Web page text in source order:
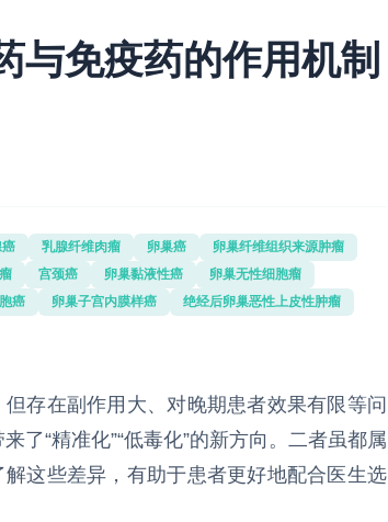
与免疫药的作用机制
乳腺纤维肉瘤 卵巢癌
卵巢纤维组织来源肿瘤
宫颈癌 卵巢黏液性癌
卵巢无性细胞瘤
癌 卵巢子宫内膜样癌
绝经后卵巢恶性上皮性肿瘤
存在副作用大、对晚期患者效果有限等问
了“精准化”“低毒化”的新方向。二者虽都属
这些差异，有助于患者更好地配合医生选